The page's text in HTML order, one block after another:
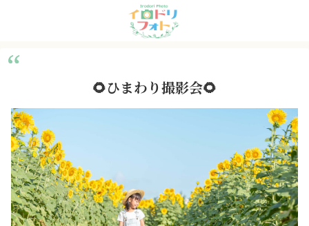
🌻ひまわり撮影会🌻